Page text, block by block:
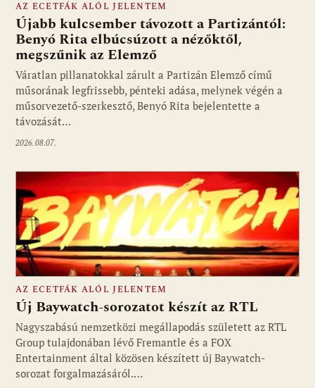
Fotó: media1.hu
AZ ECETFÁK ALÓL JELENTEM
Újabb kulcsember távozott a Partizántól:
Benyó Rita elbúcsúzott a nézőktől,
megszűnik az Elemző
Váratlan pillanatokkal zárult a Partizán Elemző című
műsorának legfrissebb, pénteki adása, melynek végén a
műsorvezető-szerkesztő, Benyó Rita bejelentette a
távozását…
2026.08.07.
Fotó: media1.hu
AZ ECETFÁK ALÓL JELENTEM
Új Baywatch-sorozatot készít az RTL
Nagyszabású nemzetközi megállapodás született az RTL
Group tulajdonában lévő Fremantle és a FOX
Entertainment által közösen készített új Baywatch-
sorozat forgalmazásáról.…